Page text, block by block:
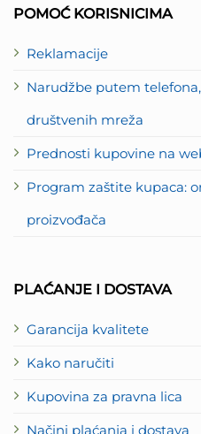
POMOĆ KORISNICIMA
Reklamacije
Narudžbe putem
društvenih mreža
Prednosti kupovine na
Program zaštite kupaca:
proizvođača
PLAĆANJE I DOSTAVA
Garancija kvalitete
Kako naručiti
Kupovina za pravna lica